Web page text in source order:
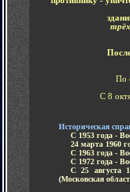
трёх
По
С 8
Историческая
С 1953 года -
24 марта 1960
С 1963 года -
С 1972 года -
С 25 августа
(Московская